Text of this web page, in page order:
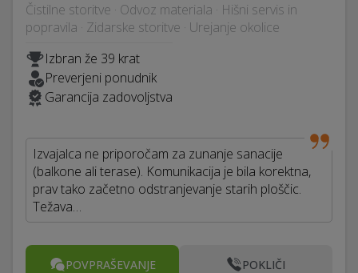
Čistilne storitve · Odvoz materiala · Hišni servis in
popravila · Zidarske storitve · Urejanje okolice
Izbran že 39 krat
Preverjeni ponudnik
Garancija zadovoljstva
Izvajalca ne priporočam za zunanje sanacije
(balkone ali terase). Komunikacija je bila korektna,
prav tako začetno odstranjevanje starih ploščic.
Težava…
POVPRAŠEVANJE POKLIČI